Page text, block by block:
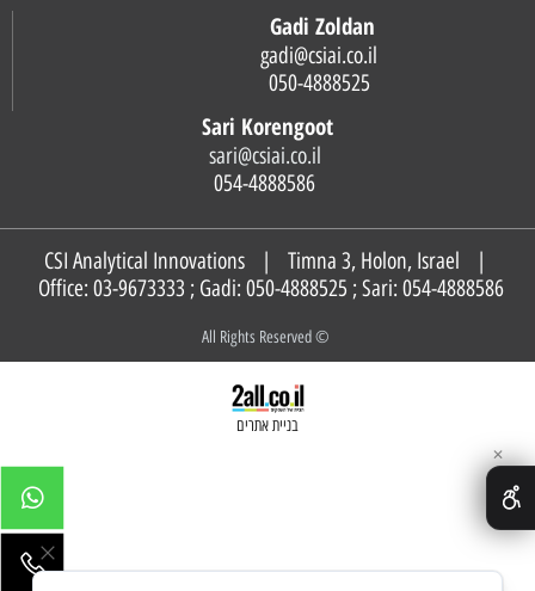
Gadi Zoldan
Sari Korengoot
sari@csiai.co.il
CSI Analytical Innovations | Timna 3, Holon, Israel |
Office: 03-9673333 ; Gadi: 050-4888525 ; Sari: 054-4888586
© All Rights Reserved
בניית אתרים
✕